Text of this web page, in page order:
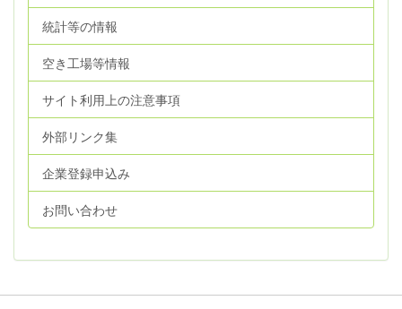
統計等の情報
空き工場等情報
サイト利用上の注意事項
外部リンク集
企業登録申込み
お問い合わせ